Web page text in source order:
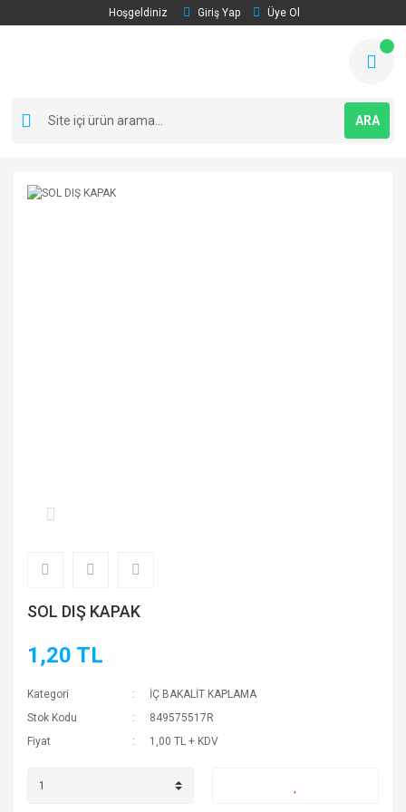
Hoşgeldiniz Giriş Yap Üye Ol
ARA
SOL DIŞ KAPAK
1,20 TL
Kategori
İÇ BAKALİT KAPLAMA
Stok Kodu
849575517R
Fiyat
1,00 TL + KDV